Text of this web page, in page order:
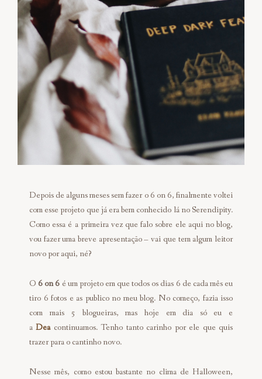
Depois de alguns meses sem fazer o 6 on 6, finalmente voltei
com esse projeto que já era bem conhecido lá no Serendipity.
Como essa é a primeira vez que falo sobre ele aqui no blog,
vou fazer uma breve apresentação – vai que tem algum leitor
novo por aqui, né?
O 6 on 6 é um projeto em que todos os dias 6 de cada mês eu
tiro 6 fotos e as publico no meu blog. No começo, fazia isso
com mais 5 blogueiras, mas hoje em dia só eu e
aDeacontinuamos. Tenho tanto carinho por ele que quis
trazer para o cantinho novo.
Nesse mês, como estou bastante no clima de Halloween,